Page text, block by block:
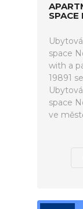
SPACE
space
with a
19891
space
ve